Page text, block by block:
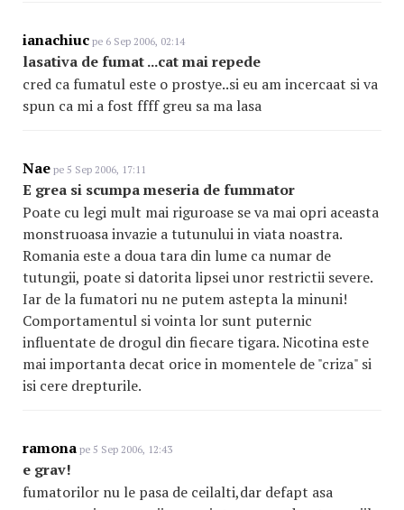
ianachiuc pe 6 Sep 2006, 02:14
lasativa de fumat ...cat mai repede
cred ca fumatul este o prostye..si eu am incercaat si va
spun ca mi a fost ffff greu sa ma lasa
Nae pe 5 Sep 2006, 17:11
E grea si scumpa meseria de fummator
Poate cu legi mult mai riguroase se va mai opri aceasta
monstruoasa invazie a tutunului in viata noastra.
Romania este a doua tara din lume ca numar de
tutungii, poate si datorita lipsei unor restrictii severe.
Iar de la fumatori nu ne putem astepta la minuni!
Comportamentul si vointa lor sunt puternic
influentate de drogul din fiecare tigara. Nicotina este
mai importanta decat orice in momentele de "criza" si
isi cere drepturile.
ramona pe 5 Sep 2006, 12:43
e grav!
fumatorilor nu le pasa de ceilalti,dar defapt asa